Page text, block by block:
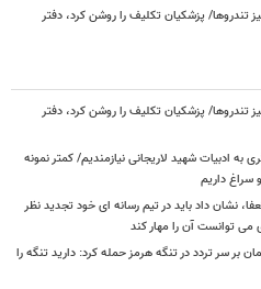
تندروها/ پزشکیان تکلیف را روشن کرد، دفتر
تندروها/ پزشکیان تکلیف را روشن کرد، دفتر
به ادبیات شهید لاریجانی نیازمندیم/ کمتر نمونه
سراغ داریم
نشان داد باید در تیم رسانه ای خود تجدید نظر
توانست آن را مهار کند
بر سر تردد در تنگه هرمز حمله کرد: دارید تنگه را